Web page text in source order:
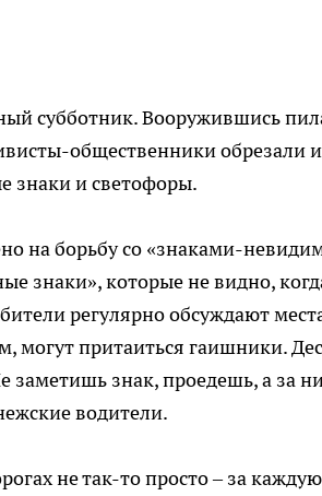
субботник. Вооружившись
общественники обрезали и
знаки и светофоры.
на борьбу со «знаками-
знаки», которые не видно,
регулярно обсуждают
могут притаиться гаишники.
заметишь знак, проедешь, а за
водители.
не так-то просто – за